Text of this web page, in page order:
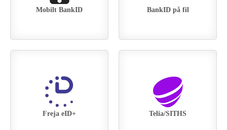
Mobilt BankID BankID på fil
Telia/SITHS
Freja eID+